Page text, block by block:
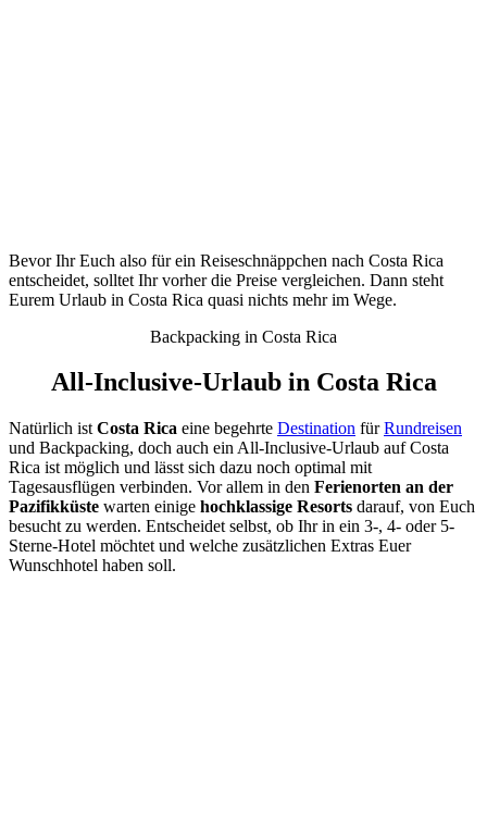
Bevor Ihr Euch also für ein Reiseschnäppchen nach Costa Rica
entscheidet, solltet Ihr vorher die Preise vergleichen. Dann steht
Eurem Urlaub in Costa Rica quasi nichts mehr im Wege.
Backpacking in Costa Rica
All-Inclusive-Urlaub in Costa Rica
Natürlich ist Costa Rica eine begehrte Destination fürRundreisen
und Backpacking, doch auch ein All-Inclusive-Urlaub auf Costa
Rica ist möglich und lässt sich dazu noch optimal mit
Tagesausflügen verbinden. Vor allem in den Ferienorten an der
Pazifikküste warten einige hochklassige Resorts darauf, von Euch
besucht zu werden. Entscheidet selbst, ob Ihr in ein 3-, 4- oder 5-
Sterne-Hotel möchtet und welche zusätzlichen Extras Euer
Wunschhotel haben soll.